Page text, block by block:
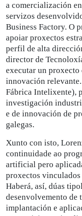
a comercialización
servizos
Business Factory. O
apoiar proxectos
perfil de alta
director de
executar un
innovación
Fábrica Intelixente),
investigación
e de innovación de
galegas.
Xunto con isto,
continuidade ao
artificial pero
proxectos vinculados
Haberá, así, dúas
desenvolvemento de
implantación e